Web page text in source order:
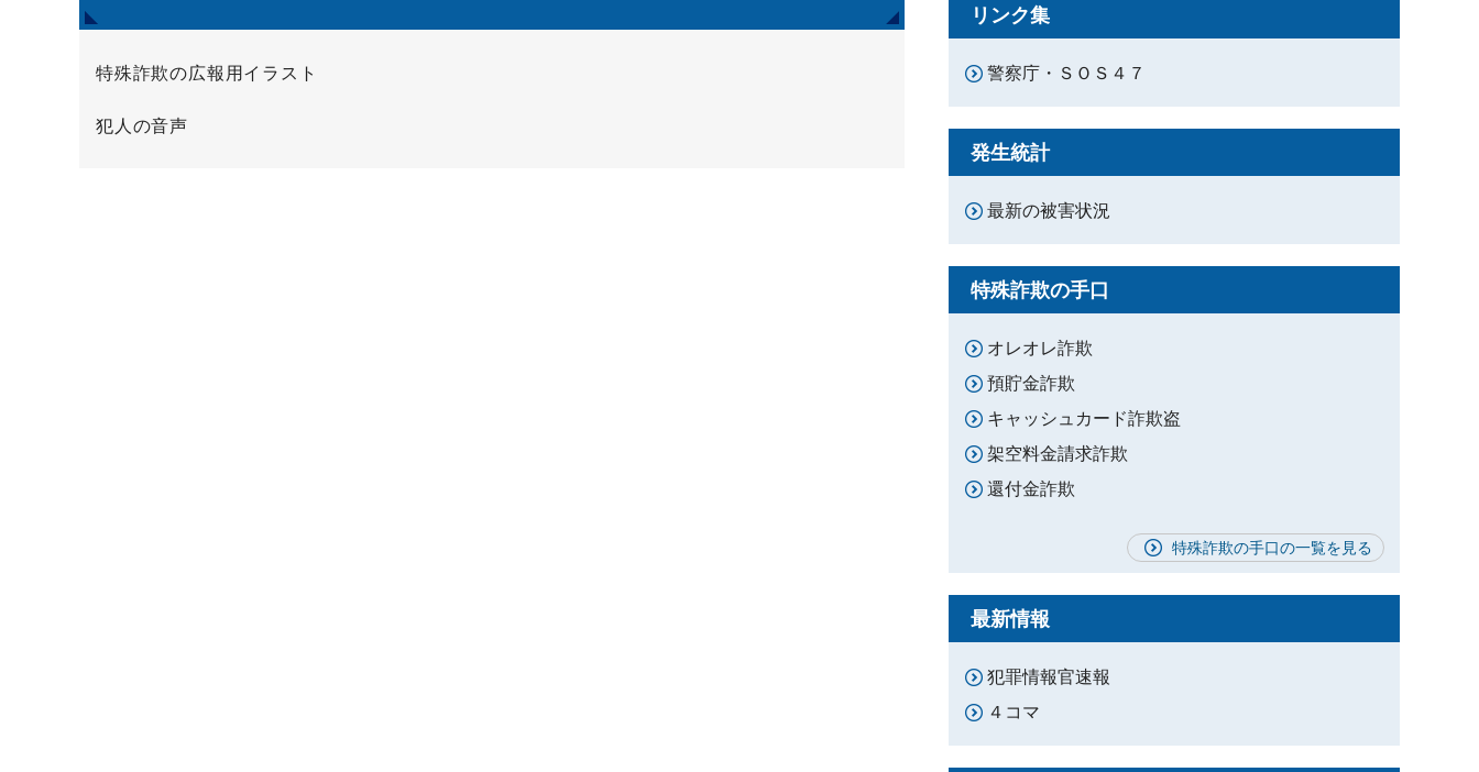
特殊詐欺の広報用イラスト
犯人の音声
リンク集
警察庁・ＳＯＳ４７
発生統計
最新の被害状況
特殊詐欺の手口
オレオレ詐欺
預貯金詐欺
キャッシュカード詐欺盗
架空料金請求詐欺
還付金詐欺
特殊詐欺の手口の一覧を見る
最新情報
犯罪情報官速報
４コマ